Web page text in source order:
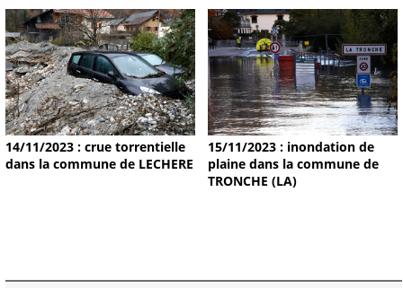
14/11/2023 : crue torrentielle
dans la commune de LECHERE
15/11/2023 : inondation de
plaine dans la commune de
TRONCHE (LA)